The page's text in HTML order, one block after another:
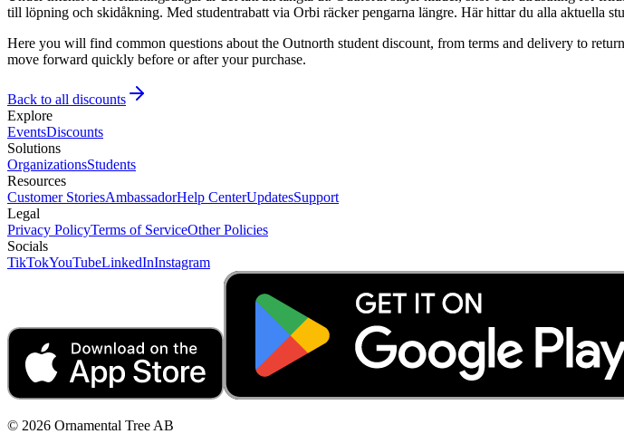
till löpning och skidåkning. Med studentrabatt via Orbi räcker pengarna längre. Här hittar du alla aktuella
Here you will find common questions about the Outnorth student discount, from terms and delivery to
move forward quickly before or after your purchase.
Back to all discounts
Explore
EventsDiscounts
Solutions
OrganizationsStudents
Resources
Customer StoriesAmbassadorHelp CenterUpdatesSupport
Legal
Privacy PolicyTerms of ServiceOther Policies
Socials
TikTokYouTubeLinkedInInstagram
© 2026 Ornamental Tree AB